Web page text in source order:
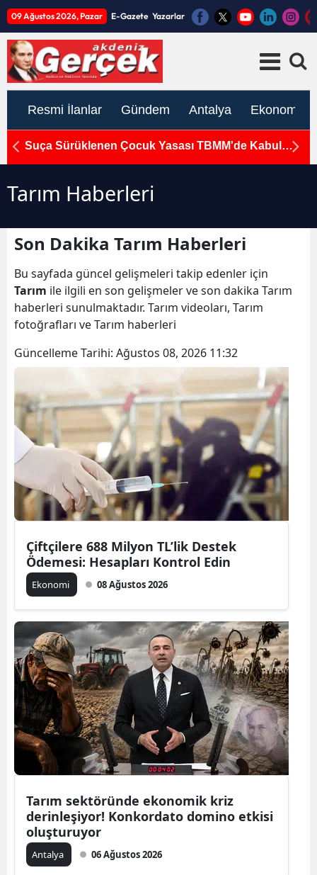
09 Ağustos 2026, Pazar E-Gazete Yazarlar
Resmi İlanlar Gündem Antalya Ekonomi
Suça Sürüklenen Çocuk Yasası TBMM'de Kabul
Tarım Haberleri
Son Dakika Tarım Haberleri
Bu sayfada güncel gelişmeleri takip edenler için
Tarım ile ilgili en son gelişmeler ve son dakika Tarım
haberleri sunulmaktadır. Tarım videoları, Tarım
fotoğrafları ve Tarım haberleri
Güncelleme Tarihi: Ağustos 08, 2026 11:32
Çiftçilere 688 Milyon TL’lik Destek
Ödemesi: Hesapları Kontrol Edin
Ekonomi 08 Ağustos 2026
Tarım sektöründe ekonomik kriz
derinleşiyor! Konkordato domino etkisi
oluşturuyor
Antalya 06 Ağustos 2026